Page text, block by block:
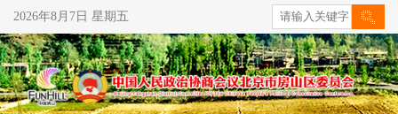
2026年8月7日 星期五